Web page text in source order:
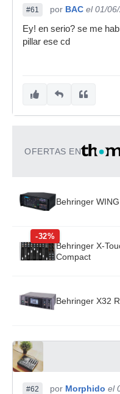
#61 por BAC el 01/
Ey! en serio? se me
pillar ese cd
OFERTAS EN
Behringer
-32%
Behringer X-
Compact
Behringer X32
#62 por Morphido el